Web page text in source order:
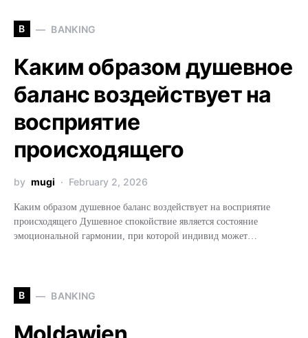
B BANKING
Каким образом душевное
баланс воздействует на
восприятие
происходящего
by mugi February 2, 2026
Каким образом душевное баланс воздействует на восприятие
происходящего Душевное спокойствие является состояние
эмоциональной гармонии, при которой индивид может…
B BANKING